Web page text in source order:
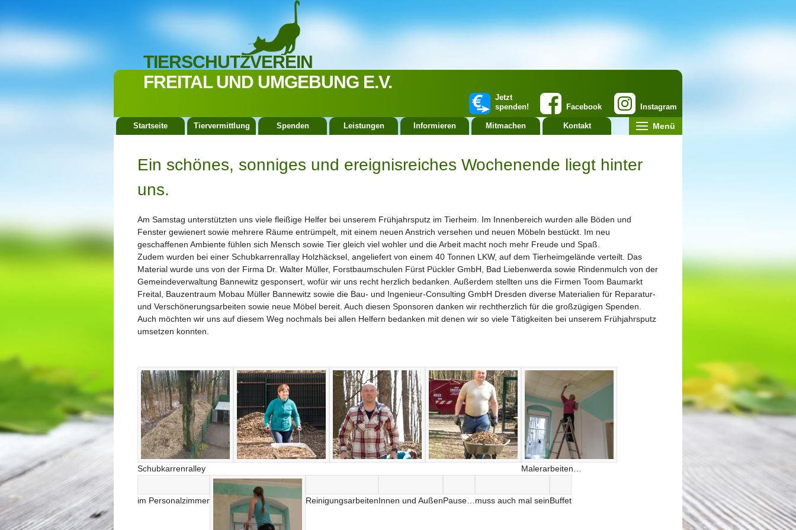
TIERSCHUTZVEREIN
FREITAL UND UMGEBUNG E.V.
Instagram
Facebook
Jetzt
spenden!
Startseite Tiervermittlung Spenden Leistungen Informieren Mitmachen Kontakt Menü
Ein schönes, sonniges und ereignisreiches Wochenende liegt hinter
uns.
Am Samstag unterstützten uns viele fleißige Helfer bei unserem Frühjahrsputz im Tierheim. Im Innenbereich wurden alle Böden und
Fenster gewienert sowie mehrere Räume entrümpelt, mit einem neuen Anstrich versehen und neuen Möbeln bestückt. Im neu
geschaffenen Ambiente fühlen sich Mensch sowie Tier gleich viel wohler und die Arbeit macht noch mehr Freude und Spaß.
Zudem wurden bei einer Schubkarrenrallay Holzhäcksel, angeliefert von einem 40 Tonnen LKW, auf dem Tierheimgelände verteilt. Das
Material wurde uns von der Firma Dr. Walter Müller, Forstbaumschulen Fürst Pückler GmbH, Bad Liebenwerda sowie Rindenmulch von der
Gemeindeverwaltung Bannewitz gesponsert, wofür wir uns recht herzlich bedanken. Außerdem stellten uns die Firmen Toom Baumarkt
Freital, Bauzentraum Mobau Müller Bannewitz sowie die Bau- und Ingenieur-Consulting GmbH Dresden diverse Materialien für Reparatur-
und Verschönerungsarbeiten sowie neue Möbel bereit. Auch diesen Sponsoren danken wir rechtherzlich für die großzügigen Spenden.
Auch möchten wir uns auf diesem Weg nochmals bei allen Helfern bedanken mit denen wir so viele Tätigkeiten bei unserem Frühjahrsputz
umsetzen konnten.
Schubkarrenralley Malerarbeiten…
im Personalzimmer ReinigungsarbeitenInnen und AußenPause… muss auch mal seinBuffet